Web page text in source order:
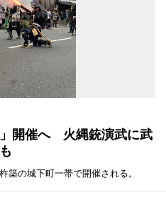
開催へ 火縄銃演武に武
築の城下町一帯で開催される。